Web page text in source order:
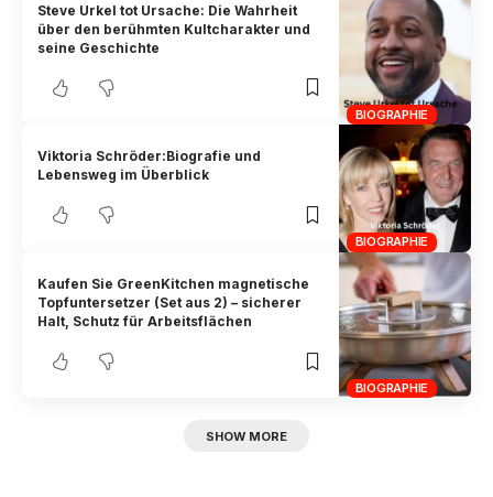
BIOGRAPHIE
Steve Urkel tot Ursache: Die Wahrheit
über den berühmten Kultcharakter und
seine Geschichte
BIOGRAPHIE
Viktoria Schröder:Biografie und
Lebensweg im Überblick
BIOGRAPHIE
Kaufen Sie GreenKitchen magnetische
Topfuntersetzer (Set aus 2) – sicherer
Halt, Schutz für Arbeitsflächen
SHOW MORE